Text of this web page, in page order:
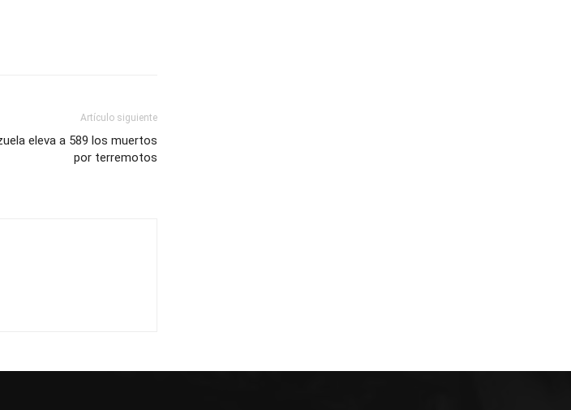
Artículo siguiente
eleva a 589 los muertos
por terremotos